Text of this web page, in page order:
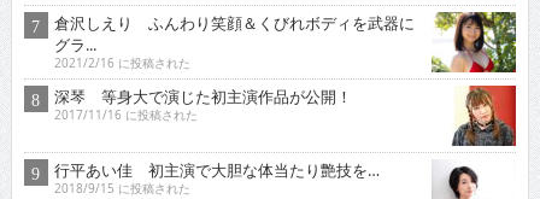
倉沢しえり ふんわり笑顔＆くびれボディを武器に
グラ...
2021/2/16 に投稿された
深琴 等身大で演じた初主演作品が公開！
2017/11/16 に投稿された
行平あい佳 初主演で大胆な体当たり艶技を…
2018/9/15 に投稿された